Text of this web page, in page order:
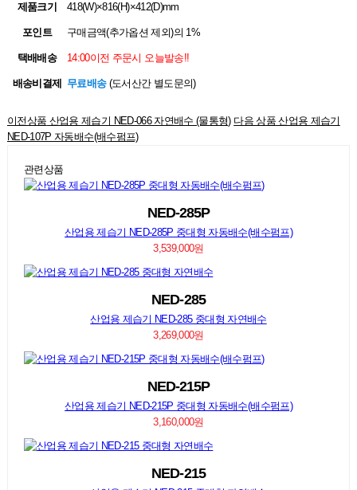
제품크기 418(W)×816(H)×412(D)mm
포인트 구매금액(추가옵션 제외)의 1%
택배배송 14:00이전 주문시 오늘발송!!
배송비결제 무료배송(도서산간 별도문의)
이전상품 산업용 제습기 NED-066 자연배수 (물통형) 다음 상품산업용 제습기
NED-107P 자동배수(배수펌프)
관련상품
NED-285P
산업용 제습기 NED-285P 중대형 자동배수(배수펌프)
3,539,000원
NED-285
산업용 제습기 NED-285 중대형 자연배수
3,269,000원
NED-215P
산업용 제습기 NED-215P 중대형 자동배수(배수펌프)
3,160,000원
NED-215